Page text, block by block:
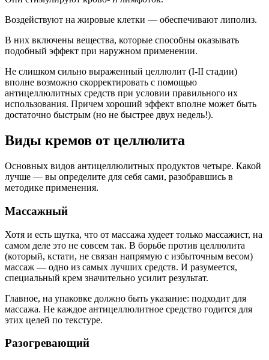
Воздействуют на жировые клетки — обеспечивают липолиз.
В них включены вещества, которые способны оказывать
подобный эффект при наружном применении.
Не слишком сильно выраженный целлюлит (I-II стадии)
вполне возможно скорректировать с помощью
антицеллюлитных средств при условии правильного их
использования. Причем хороший эффект вполне может быть
достаточно быстрым (но не быстрее двух недель!).
Виды кремов от целлюлита
Основных видов антицеллюлитных продуктов четыре. Какой
лучше — вы определите для себя сами, разобравшись в
методике применения.
Массажный
Хотя и есть шутка, что от массажа худеет только массажист, на
самом деле это не совсем так. В борьбе против целлюлита
(который, кстати, не связан напрямую с избыточным весом)
массаж — одно из самых лучших средств. И разумеется,
специальный крем значительно усилит результат.
Главное, на упаковке должно быть указание: подходит для
массажа. Не каждое антицеллюлитное средство годится для
этих целей по текстуре.
Разогревающий